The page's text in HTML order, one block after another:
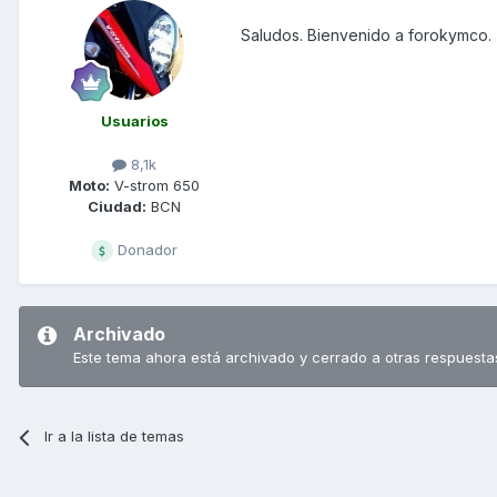
Usuarios
8,1k
Moto: V-strom 650
Ciudad: BCN
Donador
Saludos. Bienvenido a forokymco.
Archivado
Este tema ahora está archivado y cerrado a otras
Ir a la lista de temas